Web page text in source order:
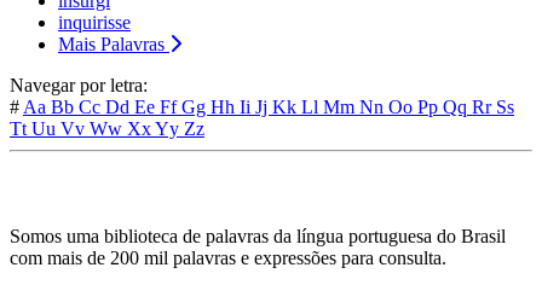
inquirisse
Mais Palavras
Navegar por letra:
# Aa Bb Cc Dd Ee FfGg Hh Ii Jj Kk Ll Mm Nn Oo Pp Qq Rr Ss
Tt Uu Vv Ww XxYy Zz
Somos uma biblioteca de palavras da língua portuguesa do Brasil
com mais de 200 mil palavras e expressões para consulta.